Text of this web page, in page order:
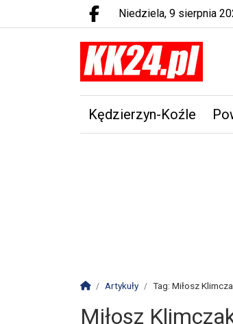
Facebook.com
niedziela, 9 sierpnia
Kędzierzyn-Koźle
Strona główna
Artykuły Tag: Miłosz
Miłosz